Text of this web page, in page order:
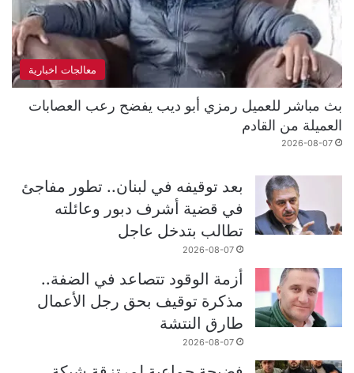
معالجات اخبارية
بث مباشر للعميل رمزي أبو ديب يفضح رعب العصابات
العميلة من القادم
2026-08-07
بعد توقيفه في لبنان.. تطور مفاجئ
في قضية أشرف دبور وعائلته
تطالب بتدخل عاجل
2026-08-07
أزمة الوقود تتصاعد في الضفة..
مذكرة توقيف بحق رجل الأعمال
طارق النتشة
2026-08-07